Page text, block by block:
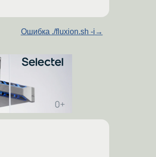
Ошибка ./fluxion.sh -i →